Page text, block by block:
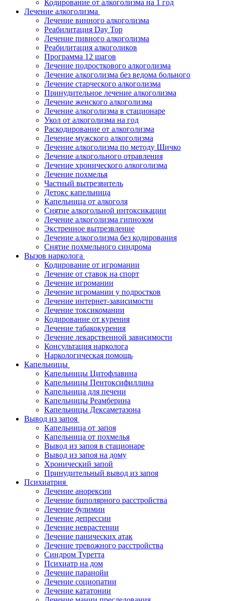
Кодирование от алкоголизма на 1 год
Лечение алкоголизма
Лечение винного алкоголизма
Реабилитация Day Top
Лечение пивного алкоголизма
Реабилитация алкоголиков
Программа 12 шагов
Лечение подросткового алкоголизма
Лечение алкоголизма без ведома больного
Лечение старческого алкоголизма
Принудительное лечение алкоголизма
Лечение женского алкоголизма
Лечение алкоголизма в стационаре
Укол от алкоголизма на год
Раскодирование от алкоголизма
Лечение мужского алкоголизма
Лечение алкоголизма по методу Шичко
Лечение алкогольного отравления
Лечение хронического алкоголизма
Лечение похмелья
Частный вытрезвитель
Детокс капельница
Капельница от алкоголя
Снятие алкогольной интоксикации
Лечение алкоголизма гипнозом
Экстренное вытрезвление
Лечение алкоголизма без кодирования
Снятие похмельного синдрома
Вызов нарколога
Кодирование от игромании
Лечение от ставок на спорт
Лечение игромании
Лечение игромании у подростков
Лечение интернет-зависимости
Лечение токсикомании
Кодирование от курения
Лечение табакокурения
Лечение лекарственной зависимости
Консультация нарколога
Наркологическая помощь
Капельницы
Капельницы Цитофлавина
Капельницы Пентоксифиллина
Капельница для печени
Капельницы Реамберина
Капельницы Дексаметазона
Вывод из запоя
Капельница от запоя
Капельница от похмелья
Вывод из запоя в стационаре
Вывод из запоя на дому
Хронический запой
Принудительный вывод из запоя
Психиатрия
Лечение анорексии
Лечение биполярного расстройства
Лечение булимии
Лечение депрессии
Лечение неврастении
Лечение панических атак
Лечение тревожного расстройства
Синдром Туретта
Психиатр на дом
Лечение паранойи
Лечение социопатии
Лечение кататонии